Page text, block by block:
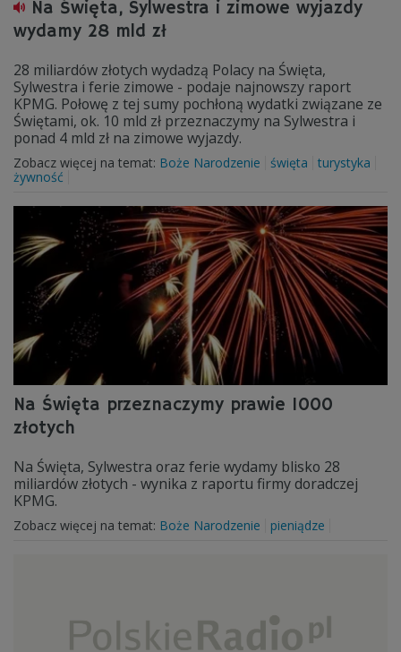
Na Święta, Sylwestra i zimowe wyjazdy
wydamy 28 mld zł
28 miliardów złotych wydadzą Polacy na Święta,
Sylwestra i ferie zimowe - podaje najnowszy raport
KPMG. Połowę z tej sumy pochłoną wydatki związane ze
Świętami, ok. 10 mld zł przeznaczymy na Sylwestra i
ponad 4 mld zł na zimowe wyjazdy.
Zobacz więcej na temat: Boże Narodzenie święta
turystyka
żywność
Na Święta przeznaczymy prawie 1000
złotych
Na Święta, Sylwestra oraz ferie wydamy blisko 28
miliardów złotych - wynika z raportu firmy doradczej
KPMG.
Zobacz więcej na temat: Boże Narodzenie pieniądze